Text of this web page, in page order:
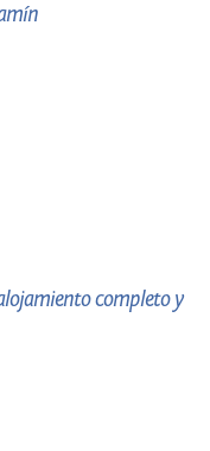
completo y